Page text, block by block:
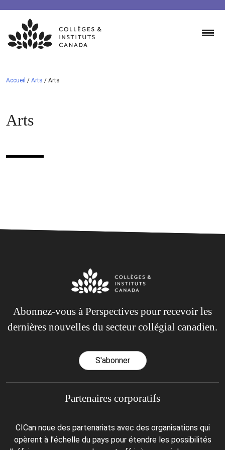
Skip
content
Accueil / Arts / Arts
Arts
Abonnez-vous à Perspectives pour recevoir les
dernières nouvelles du secteur collégial canadien.
S'abonner
Partenaires corporatifs
CICan noue des partenariats avec des organisations qui
opèrent à l’échelle du pays pour étendre les possibilités